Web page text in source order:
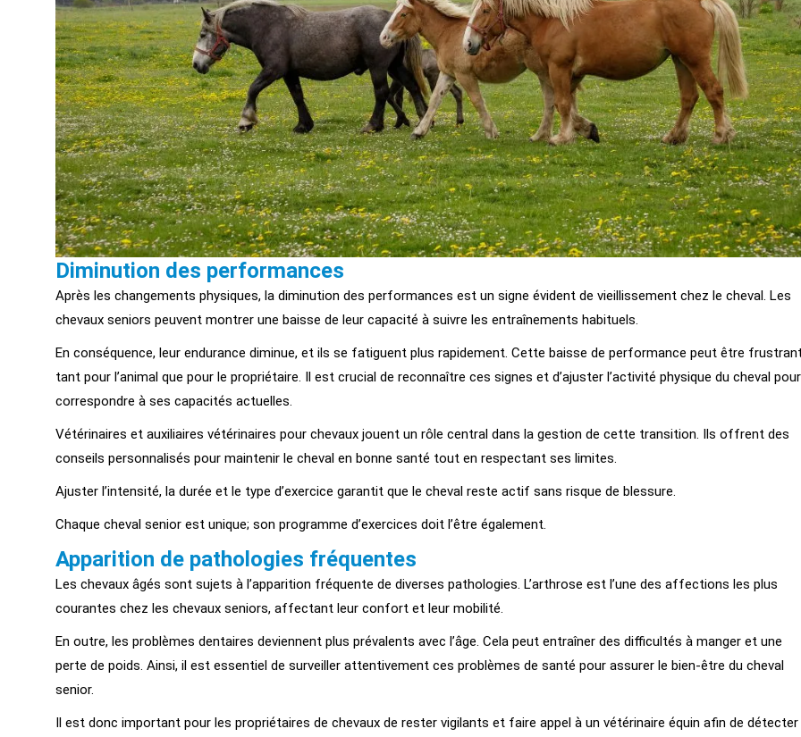
Diminution des performances
Après les changements physiques, la diminution des performances est un signe évident de vieillissement chez le cheval. Les
chevaux seniors peuvent montrer une baisse de leur capacité à suivre les entraînements habituels.
En conséquence, leur endurance diminue, et ils se fatiguent plus rapidement. Cette baisse de performance peut être
tant pour l’animal que pour le propriétaire. Il est crucial de reconnaître ces signes et d’ajuster l’activité physique du cheval pour
correspondre à ses capacités actuelles.
Vétérinaires et auxiliaires vétérinaires pour chevaux jouent un rôle central dans la gestion de cette transition. Ils offrent des
conseils personnalisés pour maintenir le cheval en bonne santé tout en respectant ses limites.
Ajuster l’intensité, la durée et le type d’exercice garantit que le cheval reste actif sans risque de blessure.
Chaque cheval senior est unique; son programme d’exercices doit l’être également.
Apparition de pathologies fréquentes
Les chevaux âgés sont sujets à l’apparition fréquente de diverses pathologies. L’arthrose est l’une des affections les plus
courantes chez les chevaux seniors, affectant leur confort et leur mobilité.
En outre, les problèmes dentaires deviennent plus prévalents avec l’âge. Cela peut entraîner des difficultés à manger et une
perte de poids. Ainsi, il est essentiel de surveiller attentivement ces problèmes de santé pour assurer le bien-être du cheval
senior.
Il est donc important pour les propriétaires de chevaux de rester vigilants et faire appel à un vétérinaire équin afin de détecter